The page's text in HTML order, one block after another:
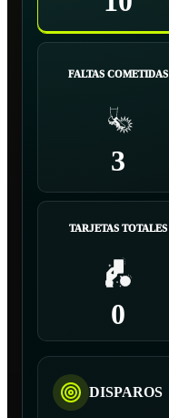
FALTAS COMETIDAS
3
TARJETAS TOTALES
0
DISPAROS